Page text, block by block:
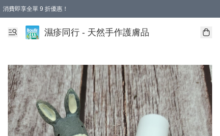
消費即享全單 9 折優惠！
濕疹同行 - 天然手作護膚品